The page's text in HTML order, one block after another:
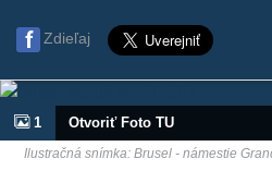
Zdieľaj
1 Otvoriť Foto TU
Ilustračná snímka: Brusel - námestie